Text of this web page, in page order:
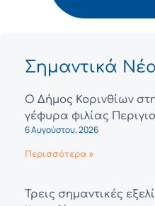
Σημαντικά
Ο Δήμος Κορινθίων
γέφυρα φιλίας
6 Αυγούστου, 2026
Περισσότερα »
Τρεις σημαντικές